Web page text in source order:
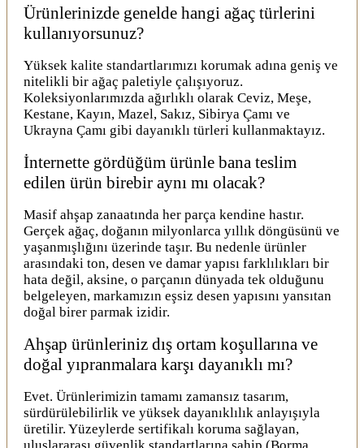
Ürünlerinizde genelde hangi ağaç türlerini
kullanıyorsunuz?
Yüksek kalite standartlarımızı korumak adına geniş ve
nitelikli bir ağaç paletiyle çalışıyoruz.
Koleksiyonlarımızda ağırlıklı olarak Ceviz, Meşe,
Kestane, Kayın, Mazel, Sakız, Sibirya Çamı ve
Ukrayna Çamı gibi dayanıklı türleri kullanmaktayız.
İnternette gördüğüm ürünle bana teslim
edilen ürün birebir aynı mı olacak?
Masif ahşap zanaatında her parça kendine hastır.
Gerçek ağaç, doğanın milyonlarca yıllık döngüsünü ve
yaşanmışlığını üzerinde taşır. Bu nedenle ürünler
arasındaki ton, desen ve damar yapısı farklılıkları bir
hata değil, aksine, o parçanın dünyada tek olduğunu
belgeleyen, markamızın eşsiz desen yapısını yansıtan
doğal birer parmak izidir.
Ahşap ürünleriniz dış ortam koşullarına ve
doğal yıpranmalara karşı dayanıklı mı?
Evet. Ürünlerimizin tamamı zamansız tasarım,
sürdürülebilirlik ve yüksek dayanıklılık anlayışıyla
üretilir. Yüzeylerde sertifikalı koruma sağlayan,